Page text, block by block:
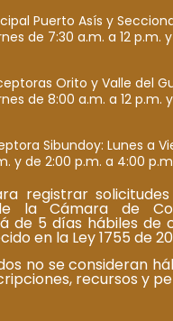
Puerto Asís y
de 7:30 a.m. a 12 p.m.
Orito y Valle del
de 8:00 a.m. a 12 p.m.
Sibundoy: Lunes a
y de 2:00 p.m. a 4:00
registrar
la Cámara de
de 5 días hábiles de
en la Ley 1755 de
no se consideran
recursos y